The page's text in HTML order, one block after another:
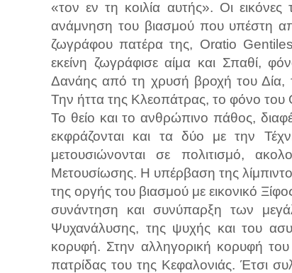
«τον εν τη κοιλία αυτής». Οι εικόνες
ανάμνηση του βιασμού που υπέστη
ζωγράφου πατέρα της, Orαtio
εκείνη ζωγράφισε αίμα και Σπαθί,
Δανάης από τη χρυσή βροχή του
Την ήττα της Κλεοπάτρας, το φόνο
Το θείο και το ανθρώπινο πάθος,
εκφράζονται και τα δύο με την
μετουσιώνονται σε πολιτισμό,
Μετουσίωσης. Η υπέρβαση της
της οργής του βιασμού με εικονικό
συνάντηση και συνύπαρξη των
Ψυχανάλυσης, της ψυχής και του
κορυφή. Στην αλληγορική κορυφή
πατρίδας του της Κεφαλονιάς. Έτσι